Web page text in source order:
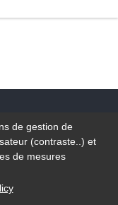
de gestion de
(contraste..) et
de mesures